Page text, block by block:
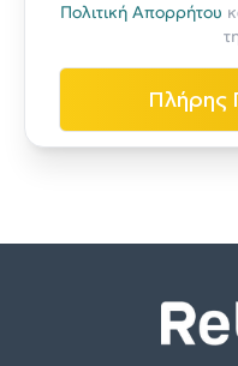
Πολιτική Απορρήτου
Πλήρης